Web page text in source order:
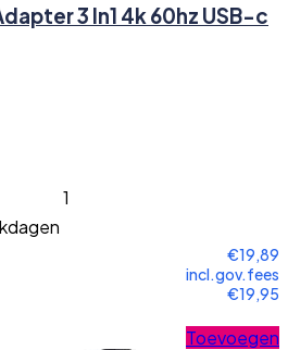
3 In1 4k 60hz USB-c
1
€19,89
incl.gov.fees
€19,95
Toevoegen